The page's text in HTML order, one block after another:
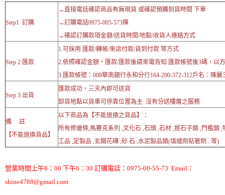
Step1 訂購
→直接電話確認商品有無現貨 或確認預購到貨時間 下單
→訂購電話0975-005-573陳
→確認訂購款項金額/送貨時間/地點/收貨人連絡方式
Step 2 匯款
1.可採用 匯款/轉帳/來店付款/貨到付款 等方式
2.依照確認金額，匯款/匯款後請來電告知 匯款帳號後3碼，以
3.匯款帳號：008華南銀行永和分行164-200-372-312戶名：陳麗
Step 3 出貨
匯款成功，三天內即可送貨
卸貨地點以貨車可停靠位置為主 沒有分送樓層之服務
備 註
【不能退換貨品】
以下商品為【不能退換之貨品】：
所有修邊條,馬賽克系列 ,文化石 ,石頭 ,石材 ,抿石子類 ,門檻類 ,
工品 ,定製品 ,玄關花磚 ,砂 石 ,水泥製品類(填縫劑粘著劑...等)
營業時間上午8：00 下午6：30 訂購電話：0975-00-55-73 Email：
shine4788@gmail.com